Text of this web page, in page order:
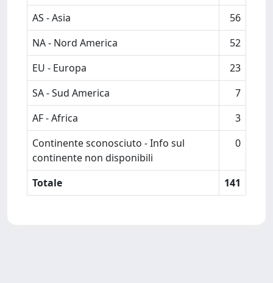
AS - Asia
56
NA - Nord America
52
EU - Europa
23
SA - Sud America
7
AF - Africa
3
Continente sconosciuto - Info sul
continente non disponibili
0
Totale 141